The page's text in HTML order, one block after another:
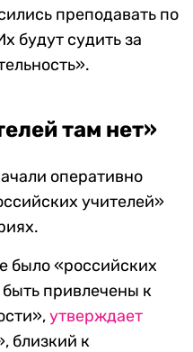
преподавать по
будут судить за
там нет»
оперативно
учителей»
было «российских
привлечены к
утверждает
близкий к